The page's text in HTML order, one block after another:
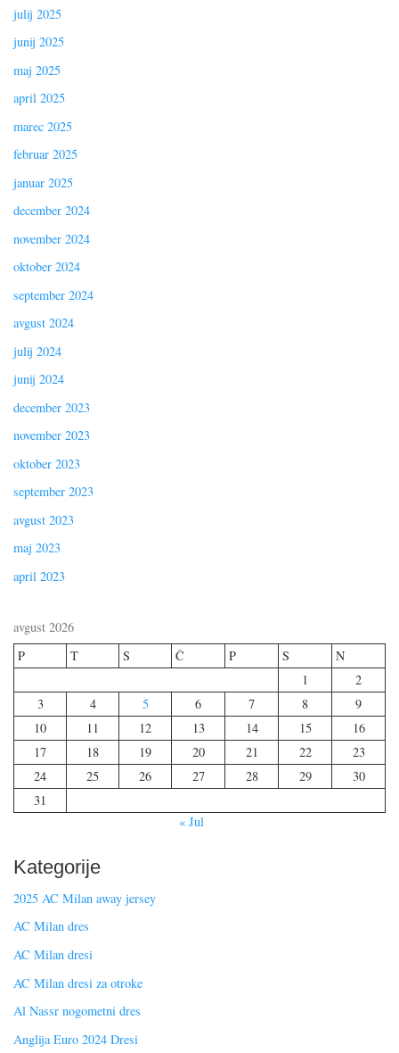
julij 2025
junij 2025
maj 2025
april 2025
marec 2025
februar 2025
januar 2025
december 2024
november 2024
oktober 2024
september 2024
avgust 2024
julij 2024
junij 2024
december 2023
november 2023
oktober 2023
september 2023
avgust 2023
maj 2023
april 2023
avgust 2026
P
T S Č P S
N
1
2
3
4 5 6 7 8
9
10
11 12 13 14 15
16
17
18 19 20 21 22
23
24
25 26 27 28 29
30
31
« Jul
Kategorije
2025 AC Milan away jersey
AC Milan dres
AC Milan dresi
AC Milan dresi za otroke
Al Nassr nogometni dres
Anglija Euro 2024 Dresi